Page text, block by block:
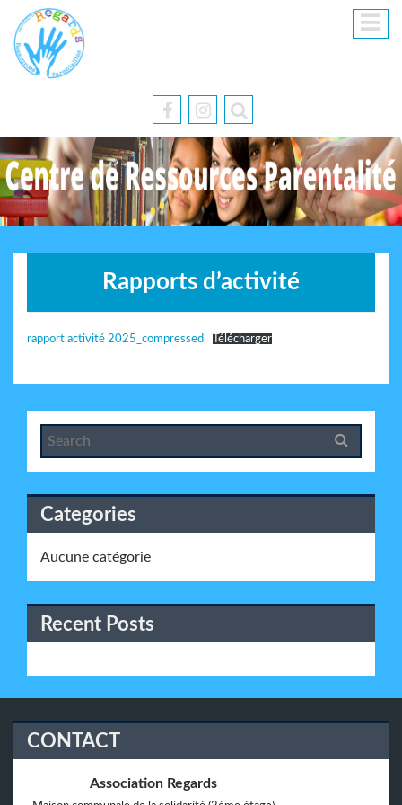
Rapports d’activité
rapport activité 2025_compressed Télécharger
Categories
Aucune catégorie
Recent Posts
CONTACT
Association Regards